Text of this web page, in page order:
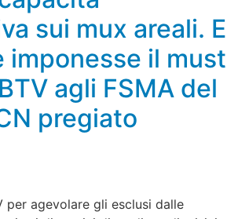
sui mux areali. E
imponesse il must
agli FSMA del
pregiato
per agevolare gli esclusi dalle